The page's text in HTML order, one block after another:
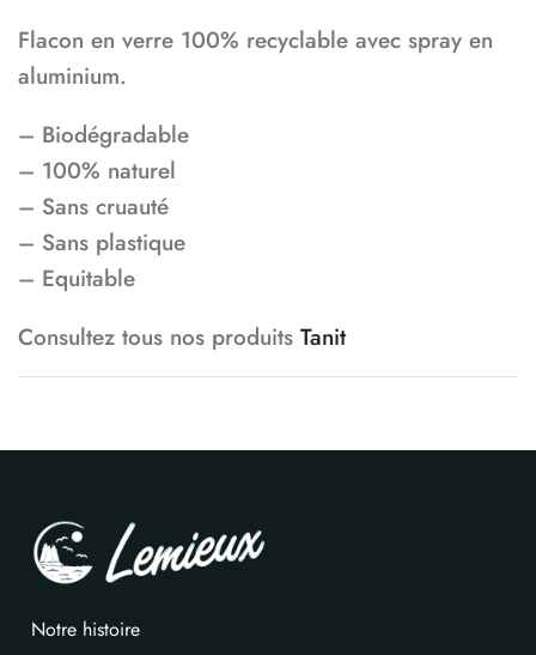
Flacon en verre 100% recyclable avec spray en
aluminium.
– Biodégradable
– 100% naturel
– Sans cruauté
– Sans plastique
– Equitable
Consultez tous nos produits Tanit
Notre histoire